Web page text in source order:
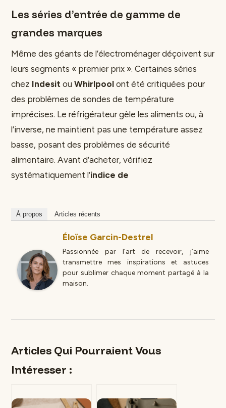
Les séries d’entrée de gamme de
grandes marques
Même des géants de l’électroménager déçoivent sur
leurs segments « premier prix ». Certaines séries
chez Indesit ou Whirlpool ont été critiquées pour
des problèmes de sondes de température
imprécises. Le réfrigérateur gèle les aliments ou, à
l’inverse, ne maintient pas une température assez
basse, posant des problèmes de sécurité
alimentaire. Avant d’acheter, vérifiez
systématiquement l’indice de
À propos Articles récents
Éloïse Garcin-Destrel
Passionnée par l’art de recevoir, j’aime
transmettre mes inspirations et astuces
pour sublimer chaque moment partagé à la
maison.
Articles Qui Pourraient Vous
Intéresser :